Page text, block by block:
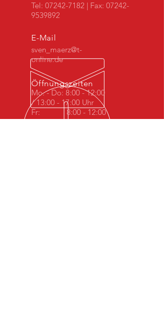
Tel: 07242-7182 | Fax: 07242-
9539892
E-Mail
sven_maerz@t-
online.de
Öffnungszeiten
Mo. - Do: 8:00 - 12:00
/ 13:00 - 17:00 Uhr
Fr: 8:00 - 12:00
/ 13:00 - 16:30 Uhr